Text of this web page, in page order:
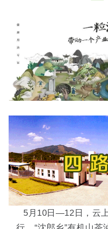
5月10日—12日，云